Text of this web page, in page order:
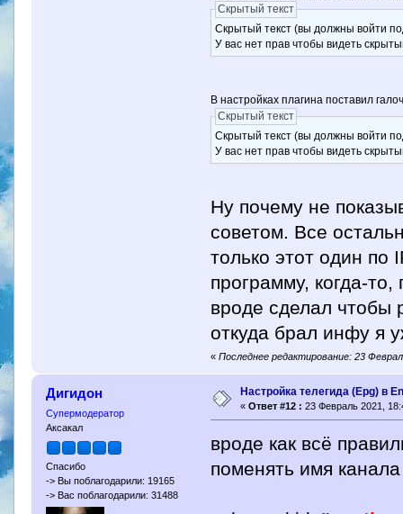
Скрытый текст
Скрытый текст (вы должны войти
У вас нет прав чтобы видеть
В настройках плагина поставил
Скрытый текст
Скрытый текст (вы должны войти
У вас нет прав чтобы видеть
Ну почему не
советом. Все
только этот один по
программу, когда-
вроде сделал чтобы
откуда брал инфу я
«Последнее редактирование: 23
Дигидон
Супермодератор
Аксакал
Спасибо
-> Вы поблагодарили: 19165
-> Вас поблагодарили: 31488
Настройка телегида (Epg) в
« Ответ #12 : 23 Февраль 2021,
вроде как всё
поменять имя